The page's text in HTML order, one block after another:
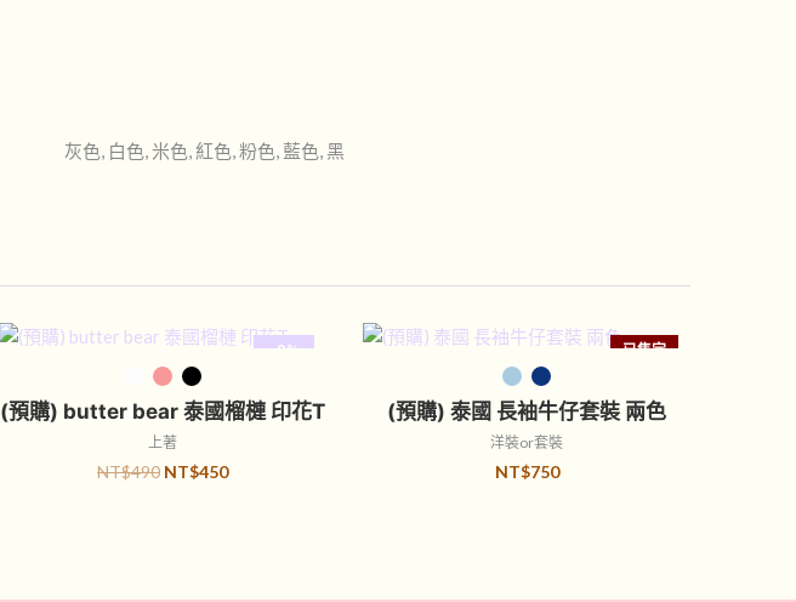
灰色, 白色, 米色, 紅色, 粉色, 藍色, 黑
-8%
選擇規格
(預購) butter bear 泰國榴槤 印花T
上著
NT$490 NT$450
已售完
選擇規格
(預購) 泰國 長袖牛仔套裝 兩色
洋裝or套裝
NT$750